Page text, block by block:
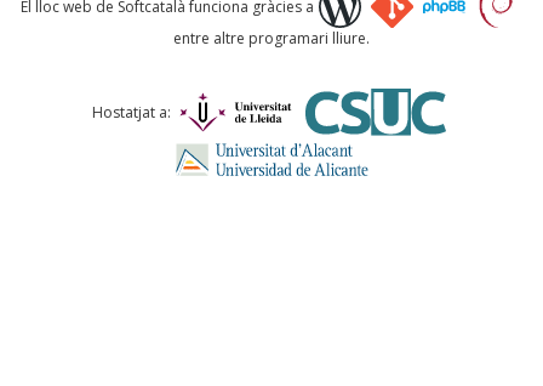
Comentari *
El lloc web de Softcatalà funciona gràcies a
entre altre programari lliure.
Hostatjat a: